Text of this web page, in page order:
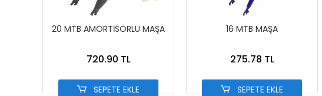
20 MTB AMORTİSÖRLÜ MAŞA
720.90 TL
SEPETE EKLE
16 MTB MAŞA
275.78 TL
SEPETE EKLE